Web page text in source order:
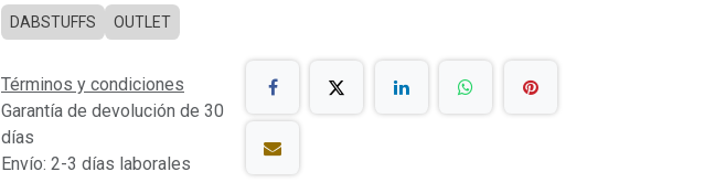
DABSTUFFS OUTLET
Términos y condiciones
Garantía de devolución de 30
días
Envío: 2-3 días laborales